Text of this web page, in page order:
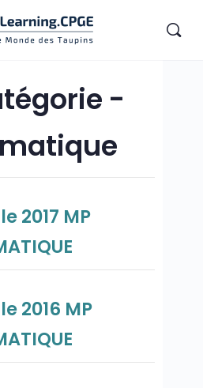
-
2017 MP
2016 MP